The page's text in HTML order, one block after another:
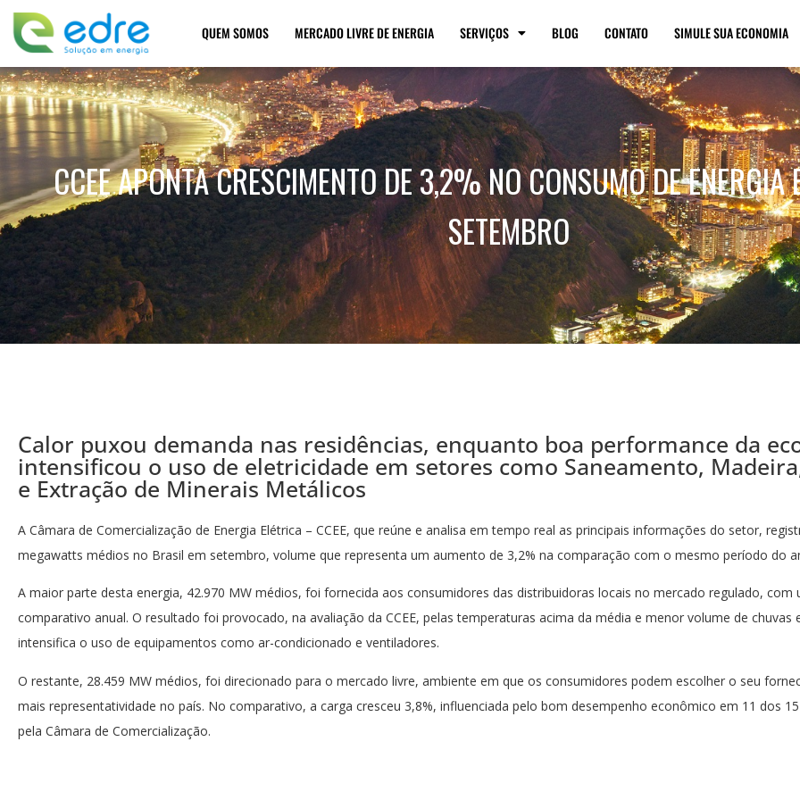
QUEM SOMOS MERCADO LIVRE DE ENERGIA SERVIÇOS BLOG CONTATO SIMULE SUA ECONOMIA
CCEE APONTA CRESCIMENTO DE 3,2% NO CONSUMO DE ENERGIA
SETEMBRO
Calor puxou demanda nas residências, enquanto boa performance da
intensificou o uso de eletricidade em setores como Saneamento,
e Extração de Minerais Metálicos
A Câmara de Comercialização de Energia Elétrica – CCEE, que reúne e analisa em tempo real as principais informações do setor,
megawatts médios no Brasil em setembro, volume que representa um aumento de 3,2% na comparação com o mesmo período do
A maior parte desta energia, 42.970 MW médios, foi fornecida aos consumidores das distribuidoras locais no mercado regulado, com
comparativo anual. O resultado foi provocado, na avaliação da CCEE, pelas temperaturas acima da média e menor volume de chuvas
intensifica o uso de equipamentos como ar-condicionado e ventiladores.
O restante, 28.459 MW médios, foi direcionado para o mercado livre, ambiente em que os consumidores podem escolher o seu
mais representatividade no país. No comparativo, a carga cresceu 3,8%, influenciada pelo bom desempenho econômico em 11 dos
pela Câmara de Comercialização.